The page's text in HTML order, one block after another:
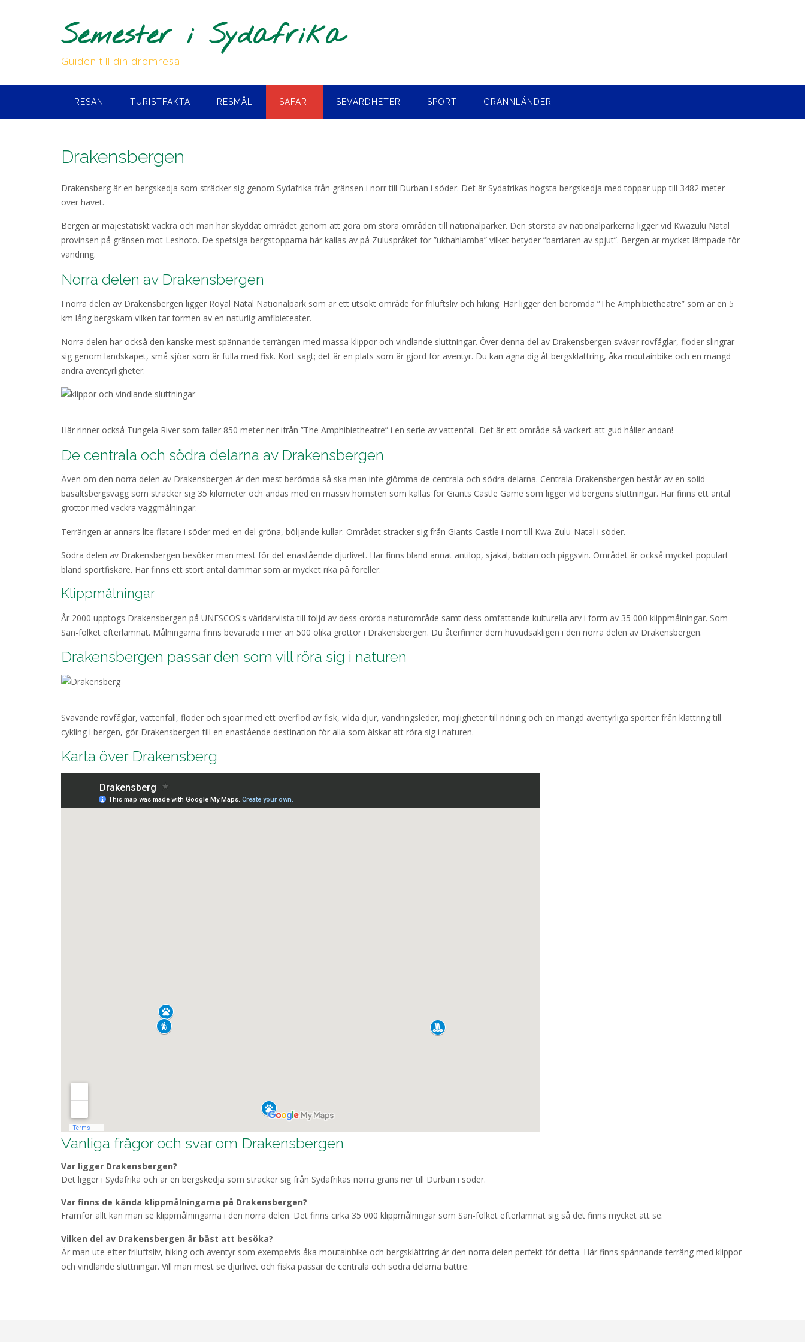
Semester i Sydafrika
Guiden till din drömresa
RESAN TURISTFAKTA RESMÅL SAFARI SEVÄRDHETER SPORT GRANNLÄNDER
Drakensbergen
Drakensberg är en bergskedja som sträcker sig genom Sydafrika från gränsen i norr till Durban i söder. Det är Sydafrikas högsta bergskedja med toppar upp till 3482 meter
över havet.
Bergen är majestätiskt vackra och man har skyddat området genom att göra om stora områden till nationalparker. Den största av nationalparkerna ligger vid Kwazulu Natal
provinsen på gränsen mot Leshoto. De spetsiga bergstopparna här kallas av på Zuluspråket för ”ukhahlamba” vilket betyder ”barriären av spjut”. Bergen är mycket lämpade för
vandring.
Norra delen av Drakensbergen
I norra delen av Drakensbergen ligger Royal Natal Nationalpark som är ett utsökt område för friluftsliv och hiking. Här ligger den berömda ”The Amphibietheatre” som är en 5
km lång bergskam vilken tar formen av en naturlig amfibieteater.
Norra delen har också den kanske mest spännande terrängen med massa klippor och vindlande sluttningar. Över denna del av Drakensbergen svävar rovfåglar, floder slingrar
sig genom landskapet, små sjöar som är fulla med fisk. Kort sagt; det är en plats som är gjord för äventyr. Du kan ägna dig åt bergsklättring, åka moutainbike och en mängd
andra äventyrligheter.
Här rinner också Tungela River som faller 850 meter ner ifrån ”The Amphibietheatre” i en serie av vattenfall. Det är ett område så vackert att gud håller andan!
De centrala och södra delarna av Drakensbergen
Även om den norra delen av Drakensbergen är den mest berömda så ska man inte glömma de centrala och södra delarna. Centrala Drakensbergen består av en solid
basaltsbergsvägg som sträcker sig 35 kilometer och ändas med en massiv hörnsten som kallas för Giants Castle Game som ligger vid bergens sluttningar. Här finns ett antal
grottor med vackra väggmålningar.
Terrängen är annars lite flatare i söder med en del gröna, böljande kullar. Området sträcker sig från Giants Castle i norr till Kwa Zulu-Natal i söder.
Södra delen av Drakensbergen besöker man mest för det enastående djurlivet. Här finns bland annat antilop, sjakal, babian och piggsvin. Området är också mycket populärt
bland sportfiskare. Här finns ett stort antal dammar som är mycket rika på foreller.
Klippmålningar
År 2000 upptogs Drakensbergen på UNESCOS:s världarvlista till följd av dess orörda naturområde samt dess omfattande kulturella arv i form av 35 000 klippmålningar. Som
San-folket efterlämnat. Målningarna finns bevarade i mer än 500 olika grottor i Drakensbergen. Du återfinner dem huvudsakligen i den norra delen av Drakensbergen.
Drakensbergen passar den som vill röra sig i naturen
Svävande rovfåglar, vattenfall, floder och sjöar med ett överflöd av fisk, vilda djur, vandringsleder, möjligheter till ridning och en mängd äventyrliga sporter från klättring till
cykling i bergen, gör Drakensbergen till en enastående destination för alla som älskar att röra sig i naturen.
Karta över Drakensberg
Vanliga frågor och svar om Drakensbergen
Var ligger Drakensbergen?
Det ligger i Sydafrika och är en bergskedja som sträcker sig från Sydafrikas norra gräns ner till Durban i söder.
Var finns de kända klippmålningarna på Drakensbergen?
Framför allt kan man se klippmålningarna i den norra delen. Det finns cirka 35 000 klippmålningar som San-folket efterlämnat sig så det finns mycket att se.
Vilken del av Drakensbergen är bäst att besöka?
Är man ute efter friluftsliv, hiking och äventyr som exempelvis åka moutainbike och bergsklättring är den norra delen perfekt för detta. Här finns spännande terräng med klippor
och vindlande sluttningar. Vill man mest se djurlivet och fiska passar de centrala och södra delarna bättre.